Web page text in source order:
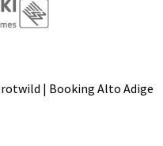
rotwild | Booking Alto Adige